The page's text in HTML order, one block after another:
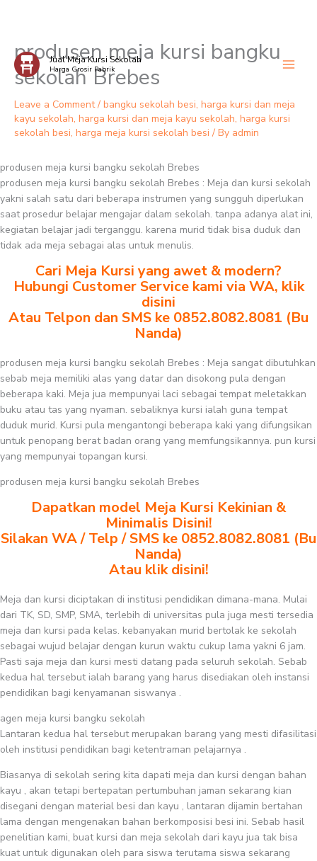
Skip
content
Jual Meja Kursi Sekolah
Harga Grosir Pabrik
produsen meja kursi bangku
sekolah Brebes
Leave a Comment / bangku sekolah besi, harga kursi dan meja
kayu sekolah, harga kursi dan meja kayu sekolah, harga kursi
sekolah besi, harga meja kursi sekolah besi / By admin
produsen meja kursi bangku sekolah Brebes
produsen meja kursi bangku sekolah Brebes : Meja dan kursi sekolah
yakni salah satu dari beberapa instrumen yang sungguh diperlukan
saat prosedur belajar mengajar dalam sekolah. tanpa adanya alat ini,
kegiatan belajar jadi terganggu. karena murid tidak bisa duduk dan
tidak ada meja sebagai alas untuk menulis.
Cari Meja Kursi yang awet & modern?
Hubungi Customer Service kami via WA, klik
disini
Atau Telpon dan SMS ke 0852.8082.8081 (Bu
Nanda)
produsen meja kursi bangku sekolah Brebes : Meja sangat dibutuhkan
sebab meja memiliki alas yang datar dan disokong pula dengan
beberapa kaki. Meja jua mempunyai laci sebagai tempat meletakkan
buku atau tas yang nyaman. sebaliknya kursi ialah guna tempat
duduk murid. Kursi pula mengantongi beberapa kaki yang difungsikan
untuk penopang berat badan orang yang memfungsikannya. pun kursi
yang mempunyai topangan kursi.
produsen meja kursi bangku sekolah Brebes
Dapatkan model Meja Kursi Kekinian &
Minimalis Disini!
Silakan WA / Telp / SMS ke 0852.8082.8081 (Bu
Nanda)
Atau klik disini!
Meja dan kursi diciptakan di institusi pendidikan dimana-mana. Mulai
dari TK, SD, SMP, SMA, terlebih di universitas pula juga mesti tersedia
meja dan kursi pada kelas. kebanyakan murid bertolak ke sekolah
sebagai wujud belajar dengan kurun waktu cukup lama yakni 6 jam.
Pasti saja meja dan kursi mesti datang pada seluruh sekolah. Sebab
kedua hal tersebut ialah barang yang harus disediakan oleh instansi
pendidikan bagi kenyamanan siswanya .
agen meja kursi bangku sekolah
Lantaran kedua hal tersebut merupakan barang yang mesti difasilitasi
oleh institusi pendidikan bagi ketentraman pelajarnya .
Biasanya di sekolah sering kita dapati meja dan kursi dengan bahan
kayu , akan tetapi bertepatan pertumbuhan jaman sekarang kian
disegani dengan material besi dan kayu , lantaran dijamin bertahan
lama dengan mengenakan bahan berkomposisi besi ini. Sebab hasil
penelitian kami, buat kursi dan meja sekolah dari kayu jua tak bisa
kuat untuk digunakan oleh para siswa terutama siswa sekarang